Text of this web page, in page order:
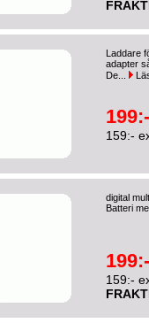
Laddare
adapter
De...
199:-
159:-
digital
Batteri
199:-
159:-